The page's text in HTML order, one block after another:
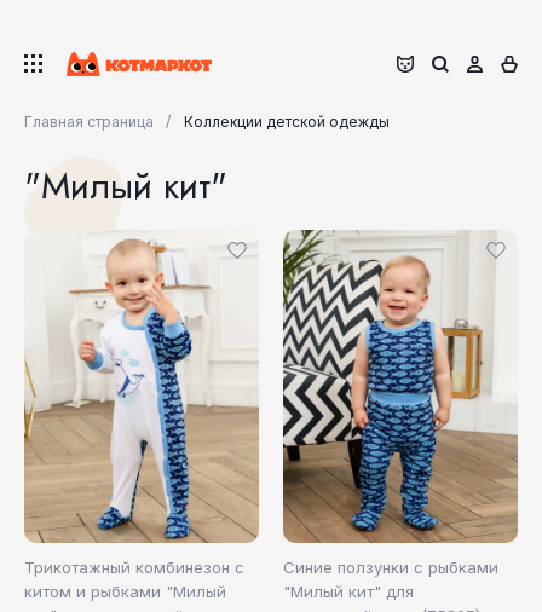
Главная страница Коллекции детской одежды
"Милый кит"
Трикотажный комбинезон с
китом и рыбками "Милый
Синие ползунки с рыбками
"Милый кит" для